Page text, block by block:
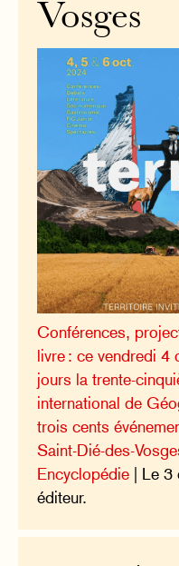
Vosges
Conférences,
livre : ce vendredi 4
jours la trente-
international de
trois cents
Saint-Dié-des-
Encyclopédie | Le
éditeur.